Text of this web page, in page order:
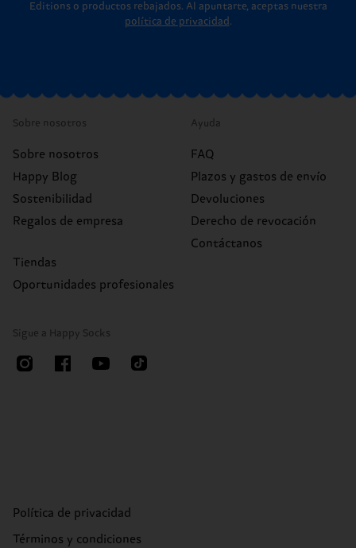
Editions o productos rebajados. Al apuntarte, aceptas nuestra
política de privacidad .
Sobre nosotros
Sobre nosotros
Happy Blog
Sostenibilidad
Regalos de empresa
Tiendas
Oportunidades profesionales
Ayuda
FAQ
Plazos y gastos de envío
Devoluciones
Derecho de revocación
Contáctanos
Sigue a Happy Socks
Política de privacidad
Términos y condiciones